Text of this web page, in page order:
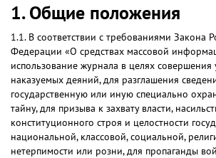
1. Общие положения
1.1. В соответствии с требованиями Закона
Федерации «О средствах массовой
использование журнала в целях совершения
наказуемых деяний, для разглашения
государственную или иную специально
тайну, для призыва к захвату власти,
конституционного строя и целостности
национальной, классовой, социальной,
нетерпимости или розни, для пропаганды